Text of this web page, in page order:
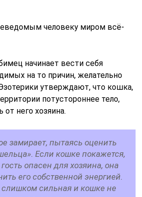
человеку миром всё-
начинает вести себя
на то причин, желательно
утверждают, что кошка,
потустороннее тело,
от него хозяина.
замирает, пытаясь оценить
Если кошке покажется,
опасен для хозяина, она
его собственной энергией.
слишком сильная и кошке не